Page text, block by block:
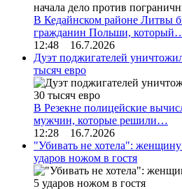
В Кедайнском районе Литвы
гражданин Польши,
12:48 16.7.2026
Дуэт поджигателей
тысяч евро
В Резекне полицейские
мужчин, которые решили…
12:28 16.7.2026
"Убивать не хотела":
ударов ножом в гостя